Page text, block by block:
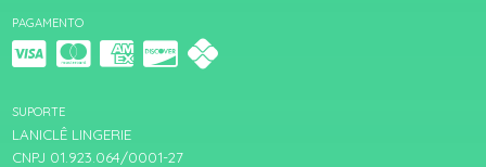
PAGAMENTO
SUPORTE
LANICLÊ LINGERIE
CNPJ 01.923.064/0001-27